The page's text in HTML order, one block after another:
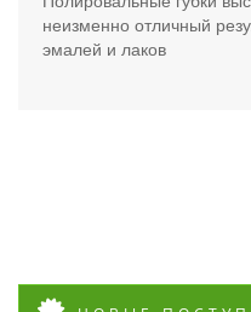
неизменно отличный
эмалей и лаков